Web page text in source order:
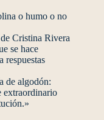
o humo o no
Cristina Rivera
se hace
respuestas
de algodón:
extraordinario